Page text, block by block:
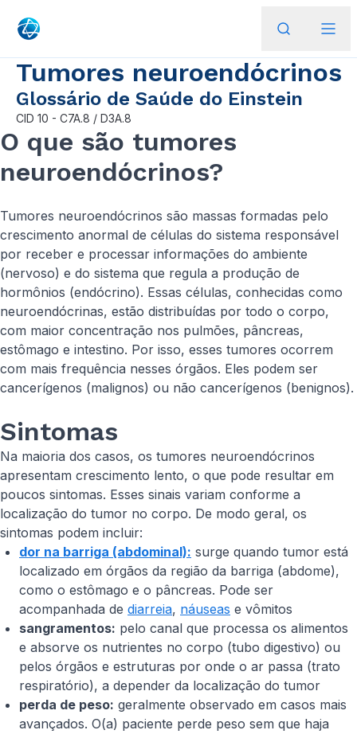
Tumores neuroendócrinos
Glossário de Saúde do Einstein
CID 10 - C7A.8 / D3A.8
O que são tumores
neuroendócrinos?
Tumores neuroendócrinos são massas formadas pelo
crescimento anormal de células do sistema responsável
por receber e processar informações do ambiente
(nervoso) e do sistema que regula a produção de
hormônios (endócrino). Essas células, conhecidas como
neuroendócrinas, estão distribuídas por todo o corpo,
com maior concentração nos pulmões, pâncreas,
estômago e intestino. Por isso, esses tumores ocorrem
com mais frequência nesses órgãos. Eles podem ser
cancerígenos (malignos) ou não cancerígenos (benignos).
Sintomas
Na maioria dos casos, os tumores neuroendócrinos
apresentam crescimento lento, o que pode resultar em
poucos sintomas. Esses sinais variam conforme a
localização do tumor no corpo. De modo geral, os
sintomas podem incluir:
dor na barriga (abdominal): surge quando tumor está
localizado em órgãos da região da barriga (abdome),
como o estômago e o pâncreas. Pode ser
acompanhada de diarreia, náuseas e vômitos
sangramentos: pelo canal que processa os alimentos
e absorve os nutrientes no corpo (tubo digestivo) ou
pelos órgãos e estruturas por onde o ar passa (trato
respiratório), a depender da localização do tumor
perda de peso: geralmente observado em casos mais
avançados. O(a) paciente perde peso sem que haja